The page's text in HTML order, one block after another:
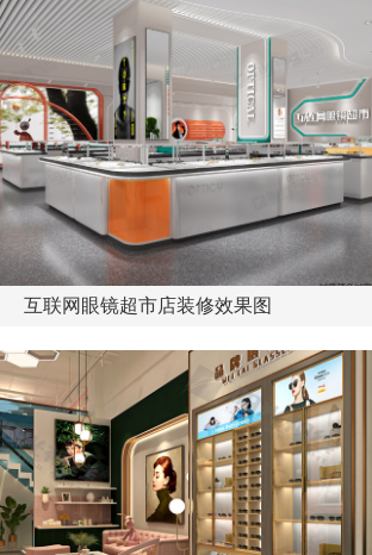
互联网眼镜超市店装修效果图